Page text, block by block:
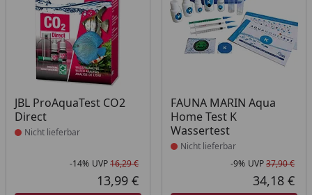
JBL ProAquaTest CO2
Direct
Produkt nicht lieferbar
Nicht lieferbar
Rabatt in Prozent
-14%
Ursprünglicher Preis
UVP16,29 €
Aktueller Preis
13,99 €
FAUNA MARIN Aqua
Home Test K
Wassertest
Produkt nicht lieferbar
Nicht lieferbar
-9% UVP37,90 €
34,18 €